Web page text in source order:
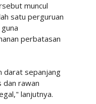
muncul
satu perguruan
perbatasan
darat sepanjang
dan rawan
lanjutnya.